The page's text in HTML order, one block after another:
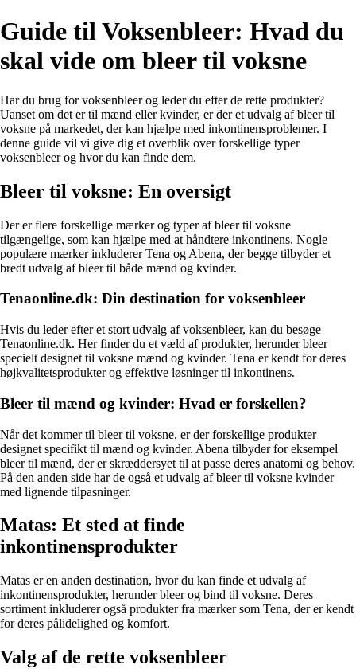
Guide til Voksenbleer: Hvad du
skal vide om bleer til voksne
Har du brug for voksenbleer og leder du efter de rette produkter?
Uanset om det er til mænd eller kvinder, er der et udvalg af bleer til
voksne på markedet, der kan hjælpe med inkontinensproblemer. I
denne guide vil vi give dig et overblik over forskellige typer
voksenbleer og hvor du kan finde dem.
Bleer til voksne: En oversigt
Der er flere forskellige mærker og typer af bleer til voksne
tilgængelige, som kan hjælpe med at håndtere inkontinens. Nogle
populære mærker inkluderer Tena og Abena, der begge tilbyder et
bredt udvalg af bleer til både mænd og kvinder.
Tenaonline.dk: Din destination for voksenbleer
Hvis du leder efter et stort udvalg af voksenbleer, kan du besøge
Tenaonline.dk. Her finder du et væld af produkter, herunder bleer
specielt designet til voksne mænd og kvinder. Tena er kendt for deres
højkvalitetsprodukter og effektive løsninger til inkontinens.
Bleer til mænd og kvinder: Hvad er forskellen?
Når det kommer til bleer til voksne, er der forskellige produkter
designet specifikt til mænd og kvinder. Abena tilbyder for eksempel
bleer til mænd, der er skræddersyet til at passe deres anatomi og behov.
På den anden side har de også et udvalg af bleer til voksne kvinder
med lignende tilpasninger.
Matas: Et sted at finde
inkontinensprodukter
Matas er en anden destination, hvor du kan finde et udvalg af
inkontinensprodukter, herunder bleer og bind til voksne. Deres
sortiment inkluderer også produkter fra mærker som Tena, der er kendt
for deres pålidelighed og komfort.
Valg af de rette voksenbleer